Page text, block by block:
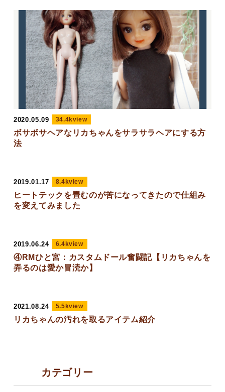
2020.05.09 34.4kview
ボサボサヘアなリカちゃんをサラサラヘアにする方
法
2019.01.17 8.4kview
ヒートテックを畳むのが苦になってきたので仕組み
を変えてみました
2019.06.24 6.4kview
④RMひと宮：カスタムドール奮闘記【リカちゃんを
弄るのは愛か冒涜か】
2021.08.24 5.5kview
リカちゃんの汚れを取るアイテム紹介
カテゴリー